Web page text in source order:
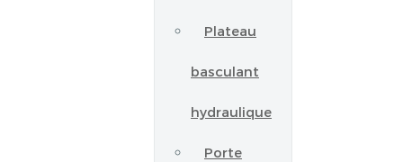
Plateau
basculant
hydraulique
Porte